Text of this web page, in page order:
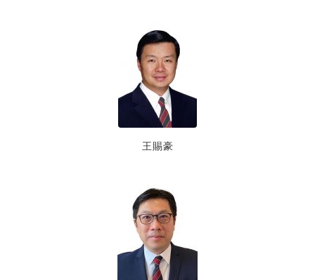
王賜豪